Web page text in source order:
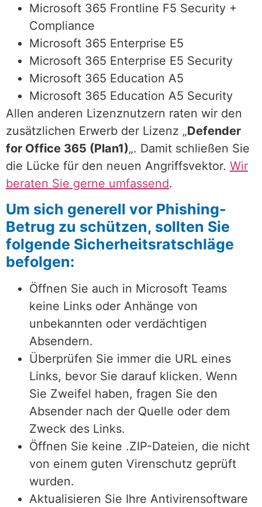
Microsoft 365 Frontline F5 Security +
Compliance
Microsoft 365 Enterprise E5
Microsoft 365 Enterprise E5 Security
Microsoft 365 Education A5
Microsoft 365 Education A5 Security
Allen anderen Lizenznutzern raten wir den
zusätzlichen Erwerb der Lizenz „Defender
for Office 365 (Plan1)„. Damit schließen Sie
die Lücke für den neuen Angriffsvektor. Wir
beraten Sie gerne umfassend.
Um sich generell vor Phishing-
Betrug zu schützen, sollten Sie
folgende Sicherheitsratschläge
befolgen:
Öffnen Sie auch in Microsoft Teams
keine Links oder Anhänge von
unbekannten oder verdächtigen
Absendern.
Überprüfen Sie immer die URL eines
Links, bevor Sie darauf klicken. Wenn
Sie Zweifel haben, fragen Sie den
Absender nach der Quelle oder dem
Zweck des Links.
Öffnen Sie keine .ZIP-Dateien, die nicht
von einem guten Virenschutz geprüft
wurden.
Aktualisieren Sie Ihre Antivirensoftware